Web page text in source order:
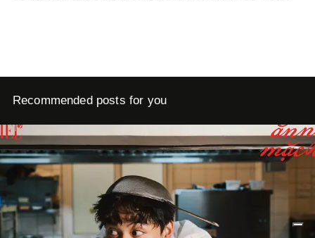
Recommended posts for you